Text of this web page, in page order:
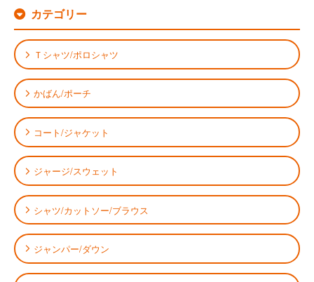
カテゴリー
Ｔシャツ/ポロシャツ
かばん/ポーチ
コート/ジャケット
ジャージ/スウェット
シャツ/カットソー/ブラウス
ジャンパー/ダウン